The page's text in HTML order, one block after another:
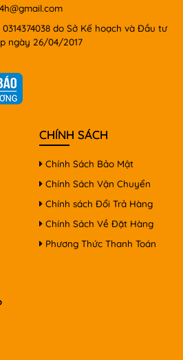
do Sở Kế hoạch và Đầu tư
ngày 26/04/2017
CHÍNH SÁCH
Chính Sách Bảo Mật
Chính Sách Vận Chuyển
Chính sách Đổi Trả Hàng
Chính Sách Về Đặt Hàng
Phương Thức Thanh Toán